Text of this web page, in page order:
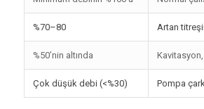
%70–80 Artan
%50’nin altında Kavitasyon,
Çok düşük debi (<%30) Pompa